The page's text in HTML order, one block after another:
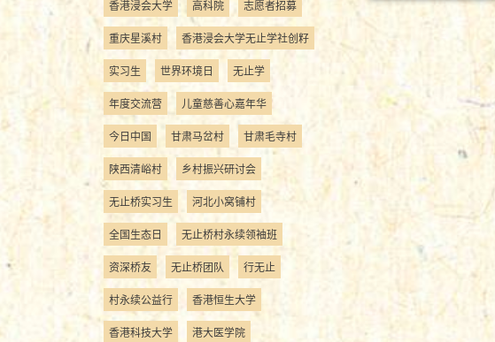
香港浸会大学 高科院 志愿者招募
重庆星溪村 香港浸会大学无止学社创籽
实习生 世界环境日 无止学
年度交流营 儿童慈善心嘉年华
今日中国 甘肃马岔村 甘肃毛寺村
陕西清峪村 乡村振兴研讨会
无止桥实习生 河北小窝铺村
全国生态日 无止桥村永续领袖班
资深桥友 无止桥团队 行无止
村永续公益行 香港恒生大学
香港科技大学 港大医学院